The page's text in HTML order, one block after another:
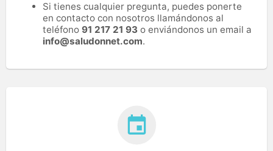
Si tienes cualquier pregunta, puedes ponerte
en contacto con nosotros llamándonos al
teléfono 91 217 21 93 o enviándonos un email a
info@saludonnet.com.